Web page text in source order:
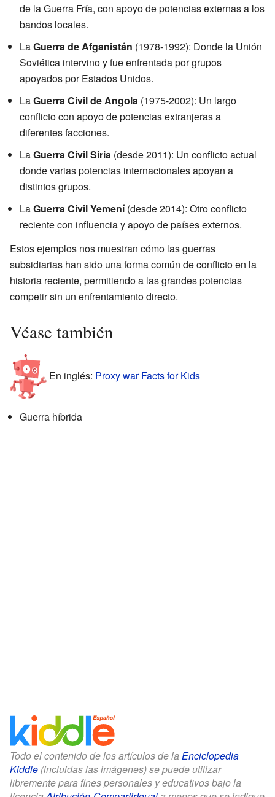
de la Guerra Fría, con apoyo de potencias externas a los
bandos locales.
LaGuerra de Afganistán (1978-1992): Donde la Unión
Soviética intervino y fue enfrentada por grupos
apoyados por Estados Unidos.
LaGuerra Civil de Angola (1975-2002): Un largo
conflicto con apoyo de potencias extranjeras a
diferentes facciones.
LaGuerra Civil Siria (desde 2011): Un conflicto actual
donde varias potencias internacionales apoyan a
distintos grupos.
LaGuerra Civil Yemení(desde 2014): Otro conflicto
reciente con influencia y apoyo de países externos.
Estos ejemplos nos muestran cómo las guerras
subsidiarias han sido una forma común de conflicto en la
historia reciente, permitiendo a las grandes potencias
competir sin un enfrentamiento directo.
Véase también
En inglés: Proxy war Facts for Kids
Guerra híbrida
Todo el contenido de los artículos de la Enciclopedia
Kiddle (incluidas las imágenes) se puede utilizar
libremente para fines personales y educativos bajo la